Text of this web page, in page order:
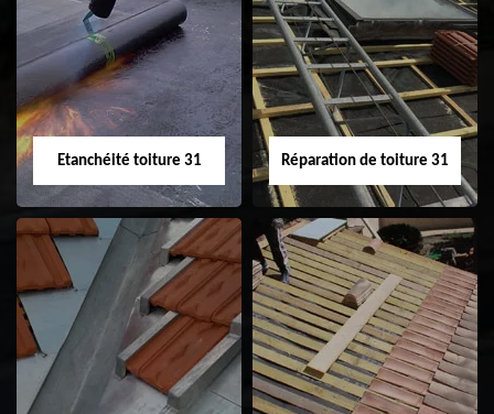
Peinture sur tuile
31
Nettoyage
demoussage de
toiture 31
Etanchéité toiture 31
Etanchéité toiture
31
Réparation de toiture 31
Réparation de
toiture 31